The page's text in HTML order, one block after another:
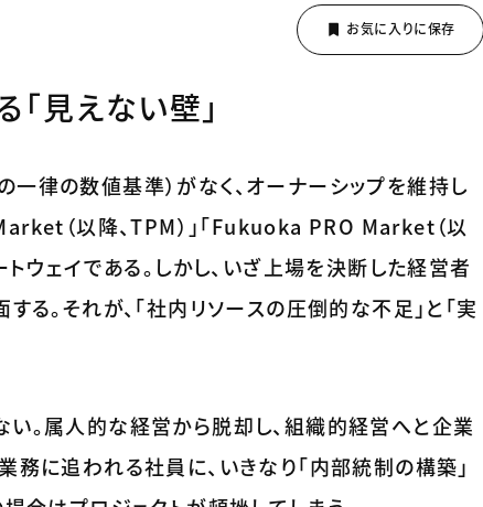
見えない壁」
律の数値基準）がなく、オーナーシップを維持し
（以降、TPM）」「Fukuoka PRO Market（以
ウェイである。しかし、いざ上場を決断した経営者
る。それが、「社内リソースの圧倒的な不足」と「実
。属人的な経営から脱却し、組織的経営へと企業
に追われる社員に、いきなり「内部統制の構築」